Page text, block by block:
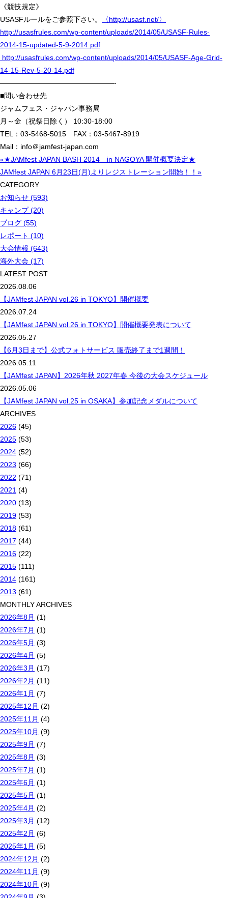
《競技規定》
USASFルールをご参照下さい。
〈http://usasf.net/〉
http://usasfrules.com/wp-content/uploads/2014/05/USASF-Rules-
2014-15-updated-5-9-2014.pdf
http://usasfrules.com/wp-content/uploads/2014/05/USASF-Age-Grid-
14-15-Rev-5-20-14.pdf
————————————————-
■問い合わせ先
ジャムフェス・ジャパン事務局
月～金（祝祭日除く） 10:30-18:00
TEL：03-5468-5015 FAX：03-5467-8919
Mail：info＠jamfest-japan.com
«★JAMfest JAPAN BASH 2014 in NAGOYA 開催概要決定★
JAMfest JAPAN 6月23日(月)よりレジストレーション開始！！»
CATEGORY
お知らせ (593)
キャンプ (20)
ブログ (55)
レポート (10)
大会情報 (643)
海外大会 (17)
LATEST POST
2026.08.06
【JAMfest JAPAN vol.26 in TOKYO】開催概要
2026.07.24
【JAMfest JAPAN vol.26 in TOKYO】開催概要発表について
2026.05.27
【6月3日まで】公式フォトサービス 販売終了まで1週間！
2026.05.11
【JAMfest JAPAN】2026年秋 2027年春 今後の大会スケジュール
2026.05.06
【JAMfest JAPAN vol.25 in OSAKA】参加記念メダルについて
ARCHIVES
2026 (45)
2025 (53)
2024 (52)
2023 (66)
2022 (71)
2021 (4)
2020 (13)
2019 (53)
2018 (61)
2017 (44)
2016 (22)
2015 (111)
2014 (161)
2013 (61)
MONTHLY ARCHIVES
2026年8月 (1)
2026年7月 (1)
2026年5月 (3)
2026年4月 (5)
2026年3月 (17)
2026年2月 (11)
2026年1月 (7)
2025年12月 (2)
2025年11月 (4)
2025年10月 (9)
2025年9月 (7)
2025年8月 (3)
2025年7月 (1)
2025年6月 (1)
2025年5月 (1)
2025年4月 (2)
2025年3月 (12)
2025年2月 (6)
2025年1月 (5)
2024年12月 (2)
2024年11月 (9)
2024年10月 (9)